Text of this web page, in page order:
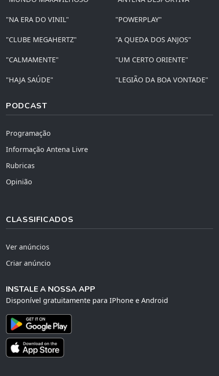
"NA ERA DO VINIL" "POWERPLAY"
"CLUBE MEGAHERTZ" "A QUEDA DOS ANJOS"
"CALMAMENTE" "UM CERTO ORIENTE"
"HAJA SAÚDE" "LEGIÃO DA BOA VONTADE"
PODCAST
Programação
Informação Antena Livre
Rubricas
Opinião
CLASSIFICADOS
Ver anúncios
Criar anúncio
INSTALE A NOSSA APP
Disponível gratuitamente para IPhone e Android